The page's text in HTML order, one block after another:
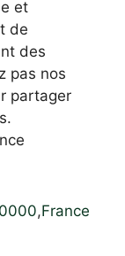
et
de
des
pas nos
partager
,France